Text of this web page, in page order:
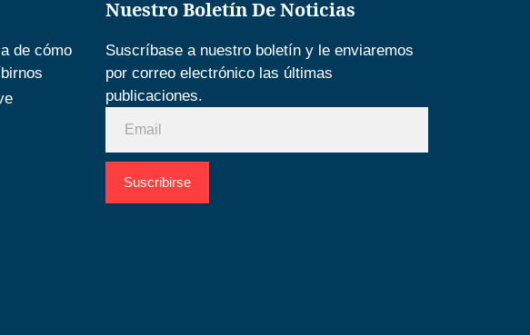
de cómo
Nuestro Boletín De Noticias
Suscríbase a nuestro boletín y le enviaremos
por correo electrónico las últimas
publicaciones.
Suscribirse